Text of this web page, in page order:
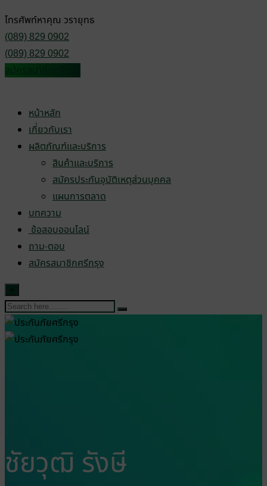
โทรศัพท์หาคุณ วรายุทธ
(089) 829 0902
(089) 829 0902
สมัครสมาชิกศรีกรุง
หน้าหลัก
เกี่ยวกับเรา
ผลิตภัณฑ์และบริการ
สินค้าและบริการ
สมัครประกันอุบัติเหตุส่วนบุคคล
แผนการตลาด
บทความ
ข้อสอบออนไลน์
ถาม-ตอบ
สมัครสมาชิกศรีกรุง
ชัยวุฒิ รังษี